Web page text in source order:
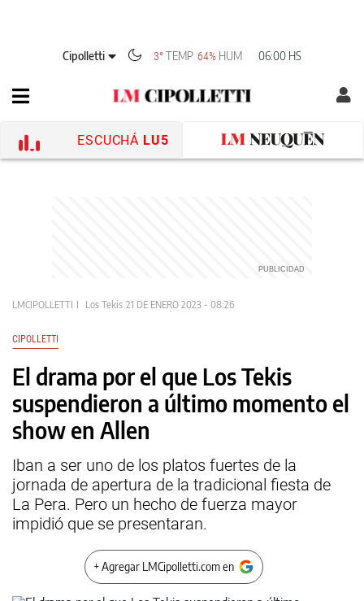
Cipolletti 3° TEMP 64% HUM 06:00 HS
ESCUCHÁ LU5
LMCIPOLLETTI Los Tekis 21 DE ENERO 2023 - 08:26
CIPOLLETTI
El drama por el que Los Tekis
suspendieron a último momento el
show en Allen
Iban a ser uno de los platos fuertes de la
jornada de apertura de la tradicional fiesta de
La Pera. Pero un hecho de fuerza mayor
impidió que se presentaran.
+ Agregar LMCipolletti.com en